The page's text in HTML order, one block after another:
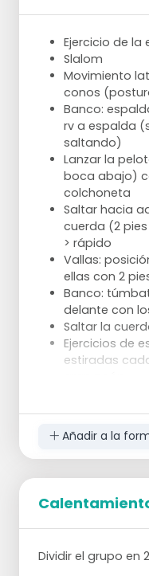
Ejercicio de la
Slalom
Movimiento
conos
Banco:
rv a espalda
saltando)
Lanzar la
boca abajo)
colchoneta
Saltar hacia
cuerda (2
> rápido
Vallas:
ellas con 2
Banco:
delante con
Saltar la
Ejercicios de
estiradas
Ejercicio de la
Pasar el
En cada
de lado (90
apretar la
Añadir a la
Dividir el grupo en